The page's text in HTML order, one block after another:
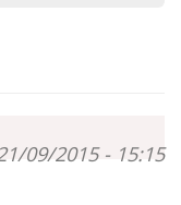
09/2015 - 15:15